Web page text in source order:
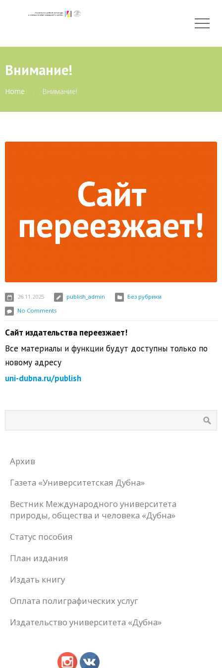
Внимание!
Home Внимание!
26.11.2025 publish_admin
Без рубрики
No Comments
Сайт издательства переезжает!
Все материалы и функции будут доступны только по
новому адресу
uni-dubna.ru/publish
Архив
Газета «Университетская Дубна»
Вестник Международного университета
природы, общества и человека «Дубна»
Статус пособия
План издания
Издать книгу
Оплата полиграфических услуг
Издательство университета «Дубна»